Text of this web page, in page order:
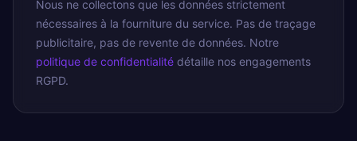
Nous ne collectons que les données strictement
nécessaires à la fourniture du service. Pas de traçage
publicitaire, pas de revente de données. Notre
politique de confidentialité détaille nos engagements
RGPD.